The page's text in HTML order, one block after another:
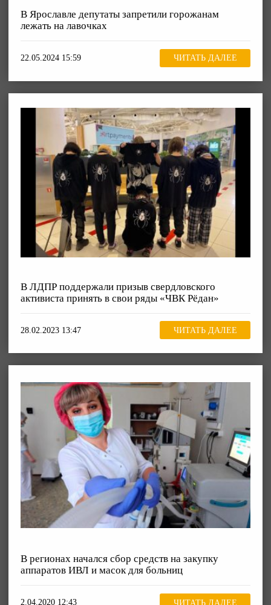
В Ярославле депутаты запретили горожанам
лежать на лавочках
22.05.2024 15:59 ЧИТАТЬ ДАЛЕЕ
В ЛДПР поддержали призыв свердловского
активиста принять в свои ряды «ЧВК Рёдан»
28.02.2023 13:47 ЧИТАТЬ ДАЛЕЕ
В регионах начался сбор средств на закупку
аппаратов ИВЛ и масок для больниц
2.04.2020 12:43 ЧИТАТЬ ДАЛЕЕ